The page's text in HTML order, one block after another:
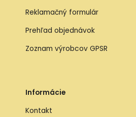
Reklamačný formulár
Prehľad objednávok
Zoznam výrobcov GPSR
Informácie
Kontakt